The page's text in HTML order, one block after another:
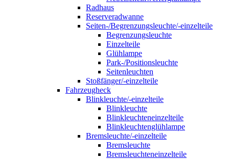
Radhaus
Reserveradwanne
Seiten-/Begrenzungsleuchte/-einzelteile
Begrenzungsleuchte
Einzelteile
Glühlampe
Park-/Positionsleuchte
Seitenleuchten
Stoßfänger/-einzelteile
Fahrzeugheck
Blinkleuchte/-einzelteile
Blinkleuchte
Blinkleuchteneinzelteile
Blinkleuchtenglühlampe
Bremsleuchte/-einzelteile
Bremsleuchte
Bremsleuchteneinzelteile